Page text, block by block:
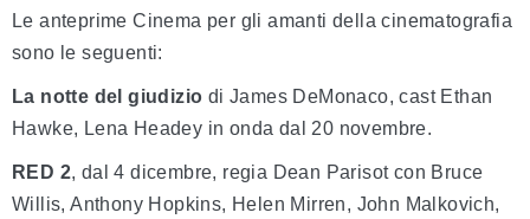
Le anteprime Cinema per gli amanti della cinematografia
sono le seguenti:
La notte del giudizio di James DeMonaco, cast Ethan
Hawke, Lena Headey in onda dal 20 novembre.
RED 2, dal 4 dicembre, regia Dean Parisot con Bruce
Willis, Anthony Hopkins, Helen Mirren, John Malkovich,